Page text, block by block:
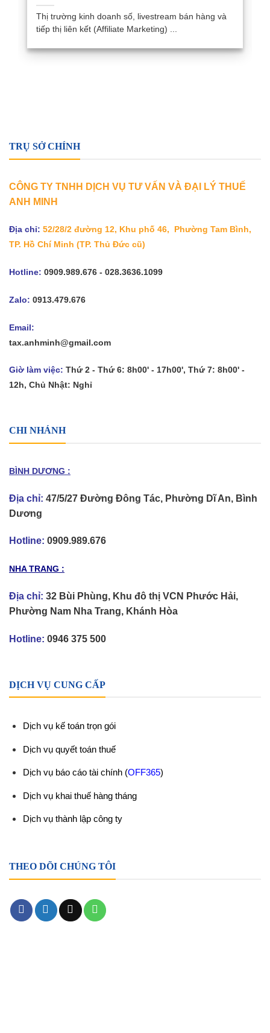
Thị trường kinh doanh số, livestream bán hàng và
tiếp thị liên kết (Affiliate Marketing) ...
TRỤ SỞ CHÍNH
CÔNG TY TNHH DỊCH VỤ TƯ VẤN VÀ ĐẠI LÝ THUẾ
ANH MINH
Địa chỉ: 52/28/2 đường 12, Khu phố 46, Phường Tam Bình,
TP. Hồ Chí Minh (TP. Thủ Đức cũ)
Hotline: 0909.989.676 - 028.3636.1099
Zalo: 0913.479.676
Email:
tax.anhminh@gmail.com
Giờ làm việc: Thứ 2 - Thứ 6: 8h00' - 17h00', Thứ 7: 8h00' -
12h, Chủ Nhật: Nghỉ
CHI NHÁNH
BÌNH DƯƠNG :
Địa chỉ: 47/5/27 Đường Đông Tác, Phường Dĩ An, Bình
Dương
Hotline: 0909.989.676
NHA TRANG :
Địa chỉ: 32 Bùi Phùng, Khu đô thị VCN Phước Hải,
Phường Nam Nha Trang, Khánh Hòa
Hotline: 0946 375 500
DỊCH VỤ CUNG CẤP
Dịch vụ kế toán trọn gói
Dịch vụ quyết toán thuế
Dịch vụ báo cáo tài chính (OFF365)
Dịch vụ khai thuế hàng tháng
Dịch vụ thành lập công ty
THEO DÕI CHÚNG TÔI